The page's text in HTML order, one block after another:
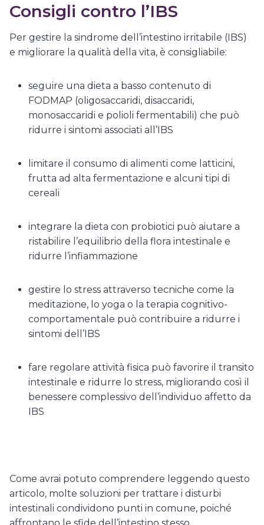
Consigli contro l’IBS
Per gestire la sindrome dell’intestino irritabile (IBS)
e migliorare la qualità della vita, è consigliabile:
seguire una dieta a basso contenuto di
FODMAP (oligosaccaridi, disaccaridi,
monosaccaridi e polioli fermentabili) che può
ridurre i sintomi associati all’IBS
limitare il consumo di alimenti come latticini,
frutta ad alta fermentazione e alcuni tipi di
cereali
integrare la dieta con probiotici può aiutare a
ristabilire l’equilibrio della flora intestinale e
ridurre l’infiammazione
gestire lo stress attraverso tecniche come la
meditazione, lo yoga o la terapia cognitivo-
comportamentale può contribuire a ridurre i
sintomi dell’IBS
fare regolare attività fisica può favorire il transito
intestinale e ridurre lo stress, migliorando così il
benessere complessivo dell’individuo affetto da
IBS
Come avrai potuto comprendere leggendo questo
articolo, molte soluzioni per trattare i disturbi
intestinali condividono punti in comune, poiché
affrontano le sfide dell’intestino stesso.